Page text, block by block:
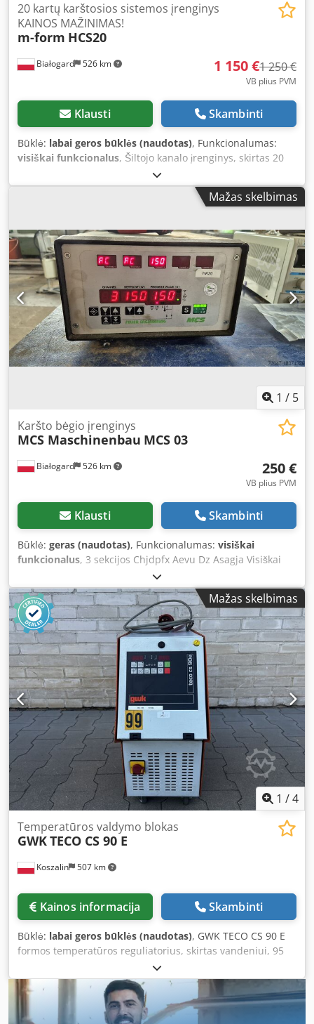
Białogard 526 km
20 kartų karštosios sistemos įrenginys
KAINOS MAŽINIMAS!
m-form HCS20
1 150 €1 250 €
VB plius PVM
Klausti Skambinti
Būklė: labai geros būklės (naudotas), Funkcionalumas:
visiškai funkcionalus, Šiltojo kanalo įrenginys, skirtas 20
kanalų Su kabeliu Po išsamios patikros, visiškai veikiantis
Chodpfx Aaox Hi R Segea KAINOS SUMAŽINIMAS NUO 1550
Mažas skelbimas
1 / 5
Białogard 526 km
Karšto bėgio įrenginys
MCS Maschinenbau MCS 03
250 €
VB plius PVM
Klausti Skambinti
Būklė: geras (naudotas), Funkcionalumas: visiškai
funkcionalus, 3 sekcijos Chjdpfx Aevu Dz Asagja Visiškai
Mažas skelbimas
1 /4
Koszalin 507 km
Temperatūros valdymo blokas
GWKTECO CS 90 E
Kainos informacija Skambinti
Būklė: labai geros būklės (naudotas), GWK TECO CS 90 E
formos temperatūros reguliatorius, skirtas vandeniui, 95
°C, šildymo galia 6 kW, aušinimo galia 23 kW Savybės: -
Funkcijų ir klaidų rodymas. - Galimybė pasiekti įrenginio
valdymo meniu per skirtingus slaptažodžiu apsaugotus
lygius. Csdpfx Aaoznl Duegoha - Komparatorius (esamos ir